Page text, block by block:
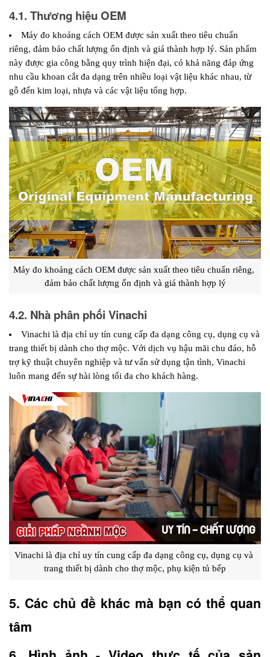
4.1. Thương hiệu OEM
Máy đo khoảng cách OEM được sản xuất theo tiêu chuẩn
riêng, đảm bảo chất lượng ổn định và giá thành hợp lý. Sản phẩm
này được gia công bằng quy trình hiện đại, có khả năng đáp ứng
nhu cầu khoan cắt đa dạng trên nhiều loại vật liệu khác nhau, từ
gỗ đến kim loại, nhựa và các vật liệu tổng hợp.
Máy đo khoảng cách OEM được sản xuất theo tiêu chuẩn riêng,
đảm bảo chất lượng ổn định và giá thành hợp lý
4.2. Nhà phân phối Vinachi
Vinachi là địa chỉ uy tín cung cấp đa dạng công cụ, dụng cụ và
trang thiết bị dành cho thợ mộc. Với dịch vụ hậu mãi chu đáo, hỗ
trợ kỹ thuật chuyên nghiệp và tư vấn sử dụng tận tình, Vinachi
luôn mang đến sự hài lòng tối đa cho khách hàng.
Vinachi là địa chỉ uy tín cung cấp đa dạng công cụ, dụng cụ và
trang thiết bị dành cho thợ mộc, phụ kiện tủ bếp
5. Các chủ đề khác mà bạn có thể quan
tâm